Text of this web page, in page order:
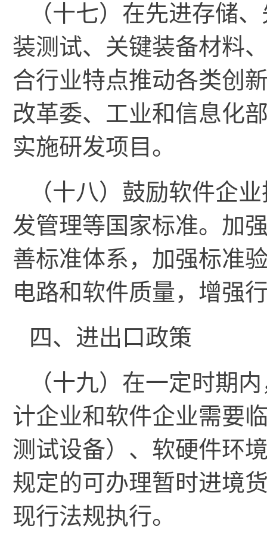
（十七）在先进存储
装测试、关键装备材料
合行业特点推动各类创
改革委、工业和信息化
实施研发项目。
（十八）鼓励软件企
发管理等国家标准。加
善标准体系，加强标准
电路和软件质量，增强
四、进出口政策
（十九）在一定时期
计企业和软件企业需要
测试设备）、软硬件环
规定的可办理暂时进境
现行法规执行。